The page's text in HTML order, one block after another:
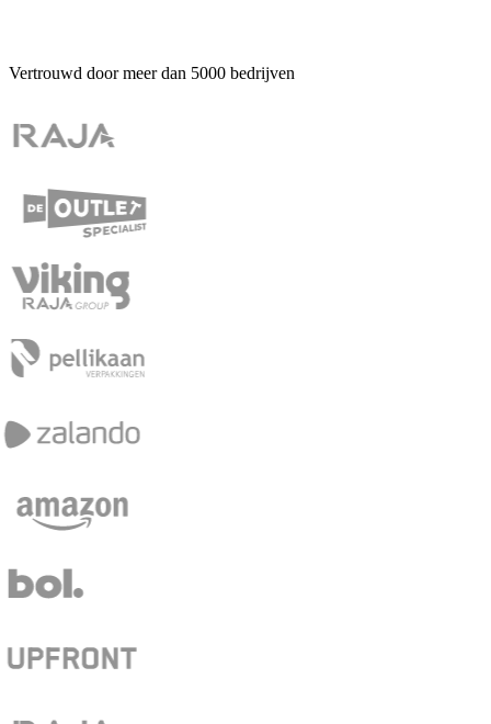
Vertrouwd door meer dan 5000 bedrijven